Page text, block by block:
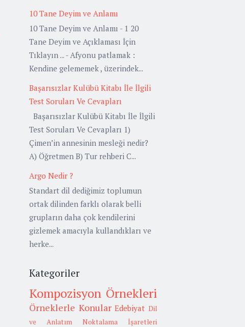
10 Tane Deyim ve Anlamı
10 Tane Deyim ve Anlamı - 1 20
Tane Deyim ve Açıklaması İçin
Tıklayın ... - Afyonu patlamak :
Kendine gelememek , üzerindek...
Başarısızlar Kulübü Kitabı İle İlgili
Test Soruları Ve Cevapları
Başarısızlar Kulübü Kitabı İle İlgili
Test Soruları Ve Cevapları 1)
Çimen’in annesinin mesleği nedir?
A) Öğretmen B) Tur rehberi C...
Argo Nedir ?
Standart dil dediğimiz toplumun
ortak dilinden farklı olarak belli
grupların daha çok kendilerini
gizlemek amacıyla kullandıkları ve
herke...
Kategoriler
Kompozisyon Örnekleri
Örneklerle Konular Edebiyat Dil
ve Anlatım
Noktalama İşaretleri